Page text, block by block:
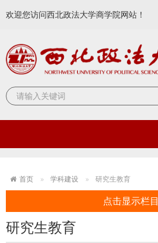
欢迎您访问西北政法大学商学院网站！
首页 学科建设 研究生教育
点击显示栏目
研究生教育